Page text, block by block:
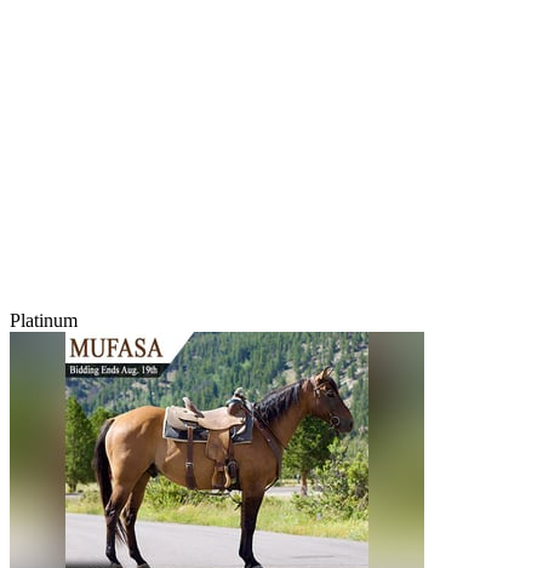
Platinum